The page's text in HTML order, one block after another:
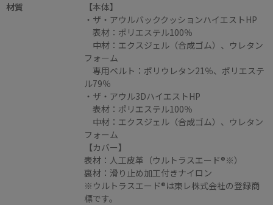
材質
【本体】
・ザ・アウルバッククッションハイエストHP
表材：ポリエステル100％
中材：エクスジェル（合成ゴム）、ウレタン
フォーム
専用ベルト：ポリウレタン21％、ポリエステ
ル79％
・ザ・アウル3DハイエストHP
表材：ポリエステル100％
中材：エクスジェル（合成ゴム）、ウレタン
フォーム
【カバー】
表材：人工皮革（ウルトラスエード®※）
裏材：滑り止め加工付きナイロン
※ウルトラスエード®は東レ株式会社の登録商
標です。